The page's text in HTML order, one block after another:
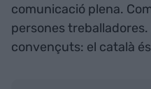
comunicació plena.
persones treballadores.
convençuts: el català